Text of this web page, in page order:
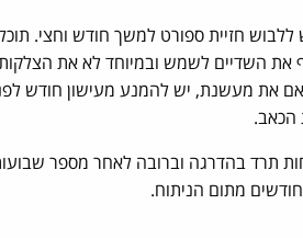
חזיית ספורט למשך חודש וחצי.
השדיים לשמש ובמיוחד לא את
את מעשנת, יש להמנע מעישון חודש
הכאב.
תרד בהדרגה וברובה לאחר מספר
מתום הניתוח.